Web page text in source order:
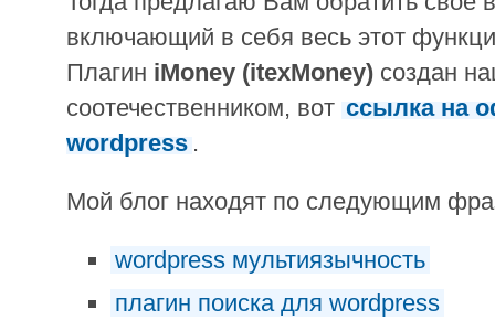
включающий в себя весь этот
Плагин iMoney (itexMoney) создан
соотечественником, вот ссылка на
wordpress .
Мой блог находят по следующим
wordpress мультиязычность
плагин поиска для wordpress